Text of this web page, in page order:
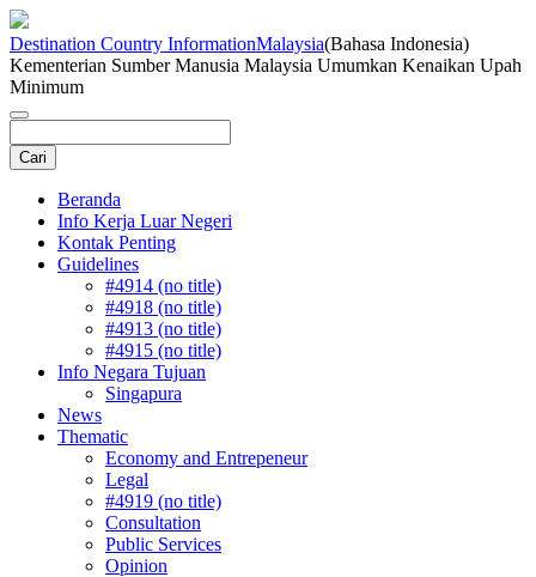
Destination Country InformationMalaysia(Bahasa Indonesia)
Kementerian Sumber Manusia Malaysia Umumkan Kenaikan Upah
Minimum
Beranda
Info Kerja Luar Negeri
Kontak Penting
Guidelines
#4914 (no title)
#4918 (no title)
#4913 (no title)
#4915 (no title)
Info Negara Tujuan
Singapura
News
Thematic
Economy and Entrepeneur
Legal
#4919 (no title)
Consultation
Public Services
Opinion